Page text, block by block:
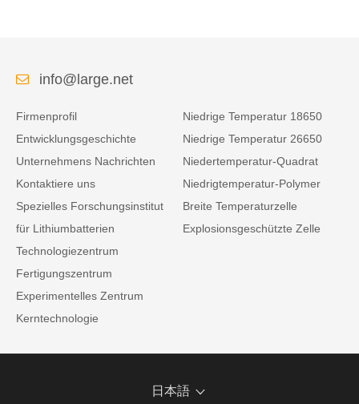
info@large.net
Firmenprofil
Entwicklungsgeschichte
Unternehmens Nachrichten
Kontaktiere uns
Spezielles Forschungsinstitut
für Lithiumbatterien
Technologiezentrum
Fertigungszentrum
Experimentelles Zentrum
Kerntechnologie
Niedrige Temperatur 18650
Niedrige Temperatur 26650
Niedertemperatur-Quadrat
Niedrigtemperatur-Polymer
Breite Temperaturzelle
Explosionsgeschützte Zelle
日本語